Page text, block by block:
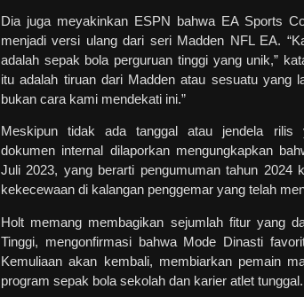
Dia juga meyakinkan ESPN bahwa EA Sports
menjadi versi ulang dari seri Madden NFL EA.
adalah sepak bola perguruan tinggi yang unik,”
itu adalah tiruan dari Madden atau sesuatu yang
bukan cara kami mendekati ini.”
Meskipun tidak ada tanggal atau jendela rilis
dokumen internal dilaporkan mengungkapkan
Juli 2023, yang berarti pengumuman tahun 2024
kekecewaan di kalangan penggemar yang telah
Holt memang membagikan sejumlah fitur yang
Tinggi, mengonfirmasi bahwa Mode Dinasti
Kemuliaan akan kembali, membiarkan pemain
program sepak bola sekolah dan karier atlet tunggal.